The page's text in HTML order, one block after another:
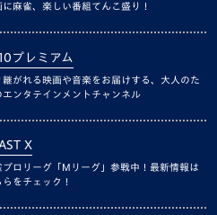
に麻雀、楽しい番組てんこ盛り！
プレミアム
継がれる映画や音楽をお届けする、大人のた
エンタテインメントチャンネル
X
プロリーグ「Mリーグ」参戦中！最新情報は
らをチェック！